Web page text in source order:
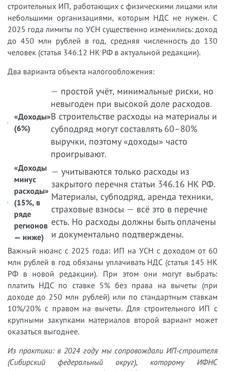
строительных ИП, работающих с физическими лицами или
небольшими организациями, которым НДС не нужен. С
2025 года лимиты по УСН существенно изменились: доход
до 450 млн рублей в год, средняя численность до 130
человек (статья 346.12 НК РФ в актуальной редакции).
Два варианта объекта налогообложения:
«Доходы»
(6%)
— простой учёт, минимальные риски, но
невыгоден при высокой доле расходов.
В строительстве расходы на материалы и
субподряд могут составлять 60–80%
выручки, поэтому «доходы» часто
проигрывают.
«Доходы
минус
расходы»
(15%, в
ряде
регионов
— ниже)
— учитываются только расходы из
закрытого перечня статьи 346.16 НК РФ.
Материалы, субподряд, аренда техники,
страховые взносы — всё это в перечне
есть. Но расходы должны быть оплачены
и документально подтверждены.
Важный нюанс с 2025 года: ИП на УСН с доходом от 60
млн рублей в год обязаны уплачивать НДС (статья 145 НК
РФ в новой редакции). При этом они могут выбрать:
платить НДС по ставке 5% без права на вычеты (при
доходе до 250 млн рублей) или по стандартным ставкам
10%/20% с правом на вычеты. Для строительного ИП с
крупными закупками материалов второй вариант может
оказаться выгоднее.
Из практики: в 2024 году мы сопровождали ИП-строителя
(Сибирский федеральный округ), которому ИФНС